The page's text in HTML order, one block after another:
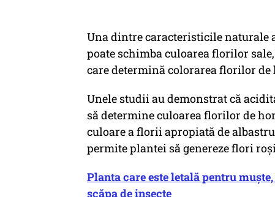
Una dintre caracteristicile naturale
poate schimba culoarea florilor
care determină colorarea florilor de
Unele studii au demonstrat că
să determine culoarea florilor de
culoare a florii apropiată de
permite plantei să genereze flori
Planta care este letală pentru
scăpa de insecte